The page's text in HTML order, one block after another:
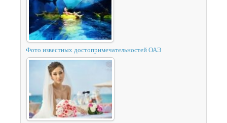
Фото известных достопримечательностей ОАЭ